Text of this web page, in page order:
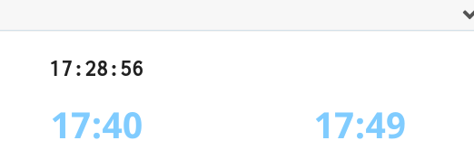
17:28:56
17:40 17:49